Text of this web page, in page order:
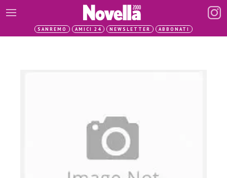
SANREMO AMICI 24 NEWSLETTER ABBONATI